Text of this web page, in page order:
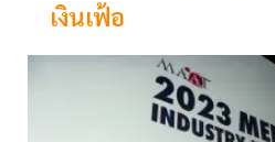
เงินเฟ้อ